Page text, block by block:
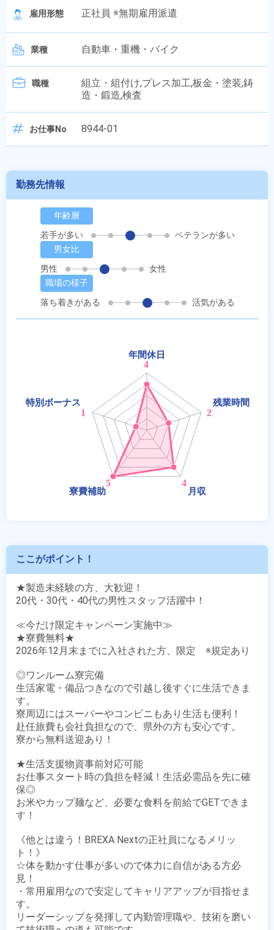
雇用形態 正社員 ※無期雇用派遣
業種 自動車・重機・バイク
職種
組立・組付け,プレス加工,板金・塗装,鋳
造・鍛造,検査
お仕事No 8944-01
勤務先情報
年齢層
若手が多い
ベテランが多い
男女比
男性
女性
職場の様子
落ち着きがある
活気がある
ここがポイント！
★製造未経験の方、大歓迎！
20代・30代・40代の男性スタッフ活躍中！
≪今だけ限定キャンペーン実施中≫
★寮費無料★
2026年12月末までに入社された方、限定　※規定あり
◎ワンルーム寮完備
生活家電・備品つきなので引越し後すぐに生活できま
す。
寮周辺にはスーパーやコンビニもあり生活も便利！
赴任旅費も会社負担なので、県外の方も安心です。
寮から無料送迎あり！
★生活支援物資事前対応可能
お仕事スタート時の負担を軽減！生活必需品を先に確
保◎
お米やカップ麺など、必要な食料を前給でGETできま
す！
《他とは違う！BREXA Nextの正社員になるメリッ
ト！》
☆体を動かす仕事が多いので体力に自信がある方必
見！
・常用雇用なので安定してキャリアアップが目指せま
す。
リーダーシップを発揮して内勤管理職や、技術を磨い